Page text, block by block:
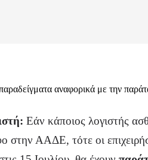
αναφορικά με την
Εάν κάποιος λογιστής
στην ΑΑΔΕ, τότε οι